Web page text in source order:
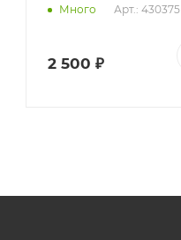
Много Арт.: 430375
2 500 ₽